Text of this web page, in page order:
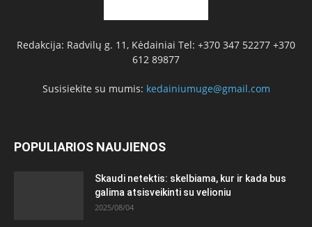
Redakcija: Radvilų g. 11, Kėdainiai Tel: +370 347 52277 +370
612 89877
Susisiekite su mumis: kedainiumuge@gmail.com
POPULIARIOS NAUJIENOS
Skaudi netektis: skelbiama, kur ir kada bus
galima atsisveikinti su velioniu
2025/08/04